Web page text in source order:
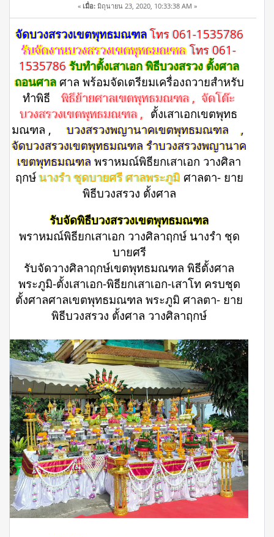
39488 ครั้ง)
« เมื่อ:มิถุนายน 23, 2020, 10:33:38 AM »
จัดบวงสรวงเขตพุทธมณฑล โทร 061-1535786
รับจัดงานบวงสรวงเขตพุทธมณฑล โทร 061-
1535786 รับทำตั้งเสาเอก พิธีบวงสรวง ตั้งศาล
ถอนศาล ศาล พร้อมจัดเตรียมเครื่องถวายสำหรับ
ทำพิธี
พิธีย้ายศาลเขตพุทธมณฑล , จัดโต๊ะ
บวงสรวงเขตพุทธมณฑล , ตั้งเสาเอกเขตพุทธ
มณฑล ,
บวงสรวงพญานาคเขตพุทธมณฑล
,
จัดบวงสรวงเขตพุทธมณฑล รําบวงสรวงพญานาค
เขตพุทธมณฑล พราหมณ์พิธียกเสาเอก วางศิลา
ฤกษ์นางรำ ชุดบายศรี ศาลพระภูมิ ศาลตา- ยาย
พิธีบวงสรวง ตั้งศาล
รับจัดพิธีบวงสรวงเขตพุทธมณฑล
พราหมณ์พิธียกเสาเอก วางศิลาฤกษ์ นางรำ ชุด
บายศรี
รับจัดวางศิลาฤกษ์เขตพุทธมณฑล พิธีตั้งศาล
พระภูมิ-ตั้งเสาเอก-พิธียกเสาเอก-เสาโท ครบชุด
ตั้งศาลศาลเขตพุทธมณฑล พระภูมิ ศาลตา- ยาย
พิธีบวงสรวง ตั้งศาล วางศิลาฤกษ์